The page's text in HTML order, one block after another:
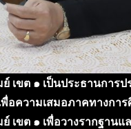
เขต ๑ เป็นประธานการ
ความเสมอภาคทางการ
เขต ๑ เพื่อวางรากฐ